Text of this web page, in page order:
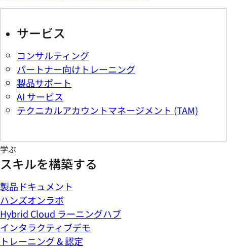
サービス
コンサルティング
パートナー向けトレーニング
製品サポート
AI サービス
テクニカルアカウントマネージメント (TAM)
学ぶ
スキルを構築する
製品ドキュメント
ハンズオンラボ
Hybrid Cloud ラーニングハブ
インタラクティブデモ
トレーニング & 認定